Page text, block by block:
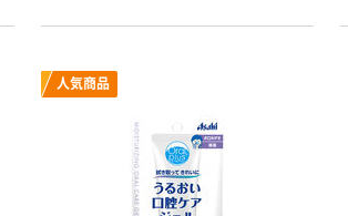
人気商品